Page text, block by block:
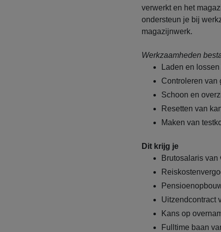
verwerkt en het
ondersteun je bij
magazijnwerk.
Werkzaamheden
Laden en
Controleren van
Schoon en
Resetten van
Maken van
Dit krijg je
Brutosalaris van
Uitzendcontract
Kans op
Fulltime baan